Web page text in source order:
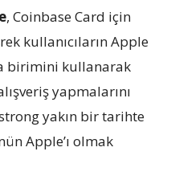
, Coinbase Card için
kullanıcıların Apple
birimini kullanarak
yapmalarını
yakın bir tarihte
Apple’ı olmak